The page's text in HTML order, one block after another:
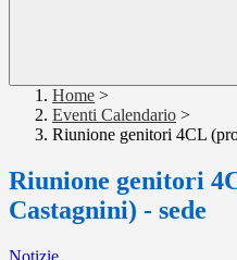
Home >
Eventi Calendario >
Riunione genitori 4CL
Riunione genitori
Castagnini) - sede